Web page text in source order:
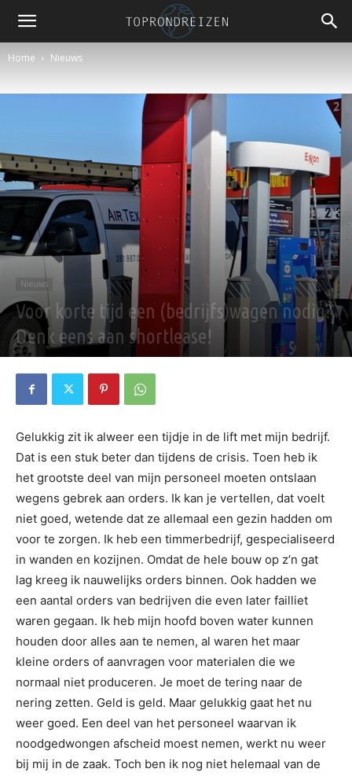
Home Nieuws
Nieuws
Voor korte tijd een (bedrijfs)wagen nodig?
Denk eens aan shortlease!
Door Lasse - 13 januari 2020 372 0
Gelukkig zit ik alweer een tijdje in de lift met mijn bedrijf.
Dat is een stuk beter dan tijdens de crisis. Toen heb ik
het grootste deel van mijn personeel moeten ontslaan
wegens gebrek aan orders. Ik kan je vertellen, dat voelt
niet goed, wetende dat ze allemaal een gezin hadden om
voor te zorgen. Ik heb een timmerbedrijf, gespecialiseerd
in wanden en kozijnen. Omdat de hele bouw op z’n gat
lag kreeg ik nauwelijks orders binnen. Ook hadden we
een aantal orders van bedrijven die even later failliet
waren gegaan. Ik heb mijn hoofd boven water kunnen
houden door alles aan te nemen, al waren het maar
kleine orders of aanvragen voor materialen die we
normaal niet produceren. Je moet de tering naar de
nering zetten. Geld is geld. Maar gelukkig gaat het nu
weer goed. Een deel van het personeel waarvan ik
noodgedwongen afscheid moest nemen, werkt nu weer
bij mij in de zaak. Toch ben ik nog niet helemaal van de